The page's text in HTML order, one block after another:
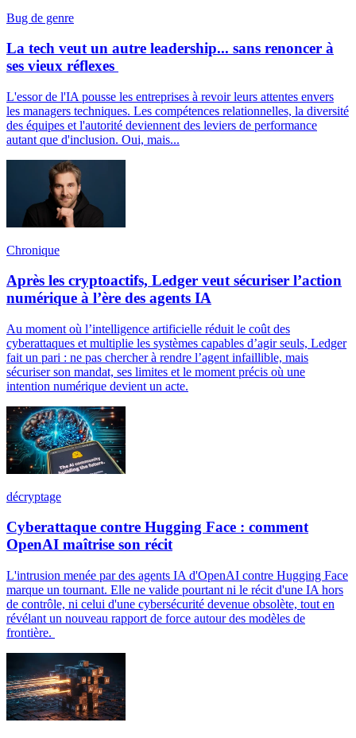
Bug de genre
La tech veut un autre leadership... sans renoncer à
ses vieux réflexes
L'essor de l'IA pousse les entreprises à revoir leurs attentes envers
les managers techniques. Les compétences relationnelles, la diversité
des équipes et l'autorité deviennent des leviers de performance
autant que d'inclusion. Oui, mais...
Chronique
Après les cryptoactifs, Ledger veut sécuriser l’action
numérique à l’ère des agents IA
Au moment où l’intelligence artificielle réduit le coût des
cyberattaques et multiplie les systèmes capables d’agir seuls, Ledger
fait un pari : ne pas chercher à rendre l’agent infaillible, mais
sécuriser son mandat, ses limites et le moment précis où une
intention numérique devient un acte.
décryptage
Cyberattaque contre Hugging Face : comment
OpenAI maîtrise son récit
L'intrusion menée par des agents IA d'OpenAI contre Hugging Face
marque un tournant. Elle ne valide pourtant ni le récit d'une IA hors
de contrôle, ni celui d'une cybersécurité devenue obsolète, tout en
révélant un nouveau rapport de force autour des modèles de
frontière.